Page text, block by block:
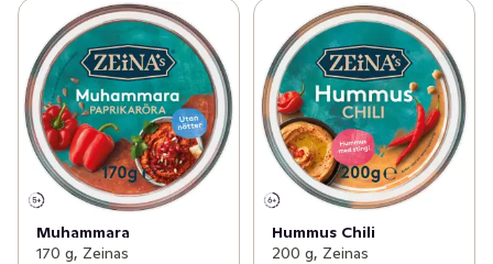
Muhammara
170 g, Zeinas
Hummus Chili
200 g, Zeinas